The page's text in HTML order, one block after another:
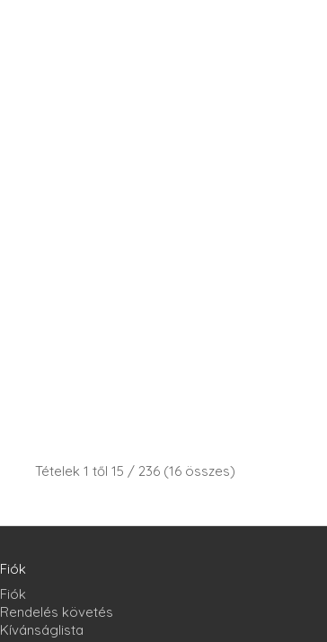
Tételek 1 től 15 / 236 (16 összes)
Fiók
Fiók
Rendelés követés
Kívánságlista